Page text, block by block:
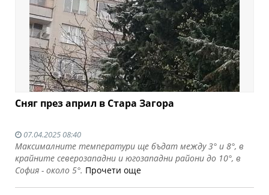
Сняг през април в Стара Загора
07.04.2025 08:40
Максималните температури ще бъдат между 3° и 8°, в
крайните северозападни и югозападни райони до 10°, в
София - около 5°. Прочети още